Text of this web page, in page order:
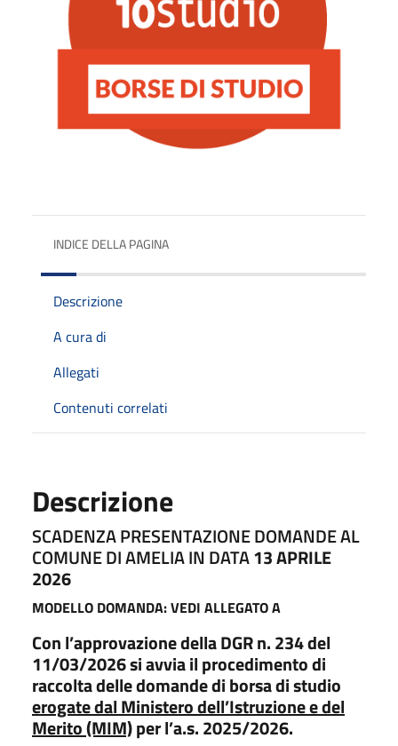
INDICE DELLA PAGINA
Descrizione
A cura di
Allegati
Contenuti correlati
Descrizione
SCADENZA PRESENTAZIONE DOMANDE AL
COMUNE DI AMELIA IN DATA13 APRILE
2026
MODELLO DOMANDA: VEDI ALLEGATO A
Con l’approvazione della DGR n. 234 del
11/03/2026 si avvia il procedimento di
raccolta delle domande di borsa di studio
erogate dal Ministero dell’Istruzione e del
Merito (MIM)per l’a.s. 2025/2026.